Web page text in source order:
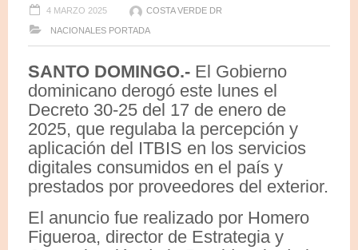
4 MARZO 2025 COSTA VERDE DR
NACIONALES PORTADA
SANTO DOMINGO.- El Gobierno
dominicano derogó este lunes el
Decreto 30-25 del 17 de enero de
2025, que regulaba la percepción y
aplicación del ITBIS en los servicios
digitales consumidos en el país y
prestados por proveedores del exterior.
El anuncio fue realizado por Homero
Figueroa, director de Estrategia y